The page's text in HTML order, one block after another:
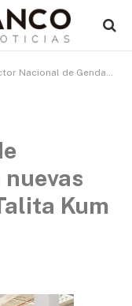
de Gendarmería visita nuevas dependencias del Talita Kum
Kum